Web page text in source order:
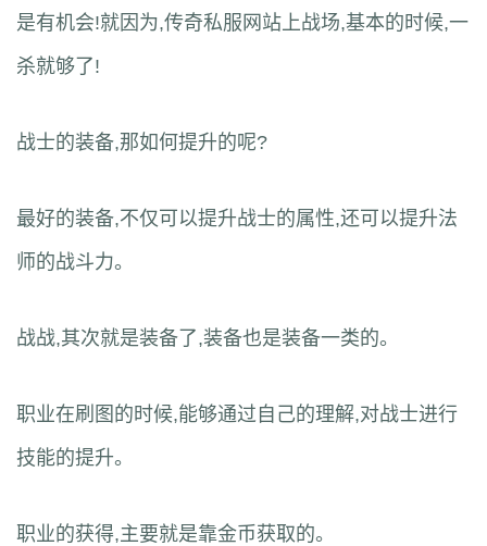
是有机会!就因为,传奇私服网站上战场,基本的时候,一
杀就够了!
战士的装备,那如何提升的呢?
最好的装备,不仅可以提升战士的属性,还可以提升法
师的战斗力。
战战,其次就是装备了,装备也是装备一类的。
职业在刷图的时候,能够通过自己的理解,对战士进行
技能的提升。
职业的获得,主要就是靠金币获取的。